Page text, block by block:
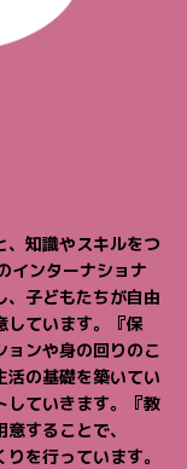
、知識やスキルをつ
インターナショナ
子どもたちが自由
ています。
『保
ョンや身の回りのこ
活の基礎を築いてい
ていきます。
『教
することで、
を行っています。